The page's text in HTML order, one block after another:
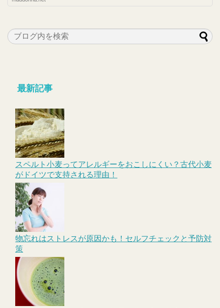
最新記事
スペルト小麦ってアレルギーをおこしにくい？古代小麦
がドイツで支持される理由！
物忘れはストレスが原因かも！セルフチェックと予防対
策